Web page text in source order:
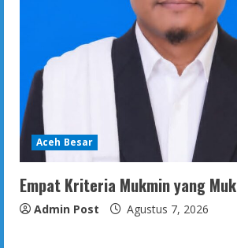
Aceh Besar
Empat Kriteria Mukmin yang
Admin Post Agustus 7, 2026